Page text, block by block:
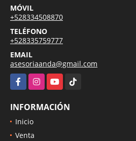
MÓVIL
+528334508870
TELÉFONO
+528335759777
EMAIL
asesoriaanda@gmail.com
FacebookInstagramYouTubeTikTok
INFORMACIÓN
Inicio
Venta